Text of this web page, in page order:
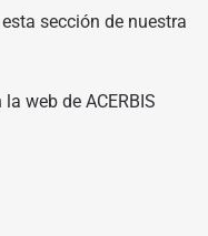
esta sección de nuestra
la web de ACERBIS